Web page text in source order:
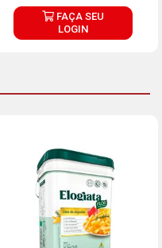
FAÇA SEU
LOGIN